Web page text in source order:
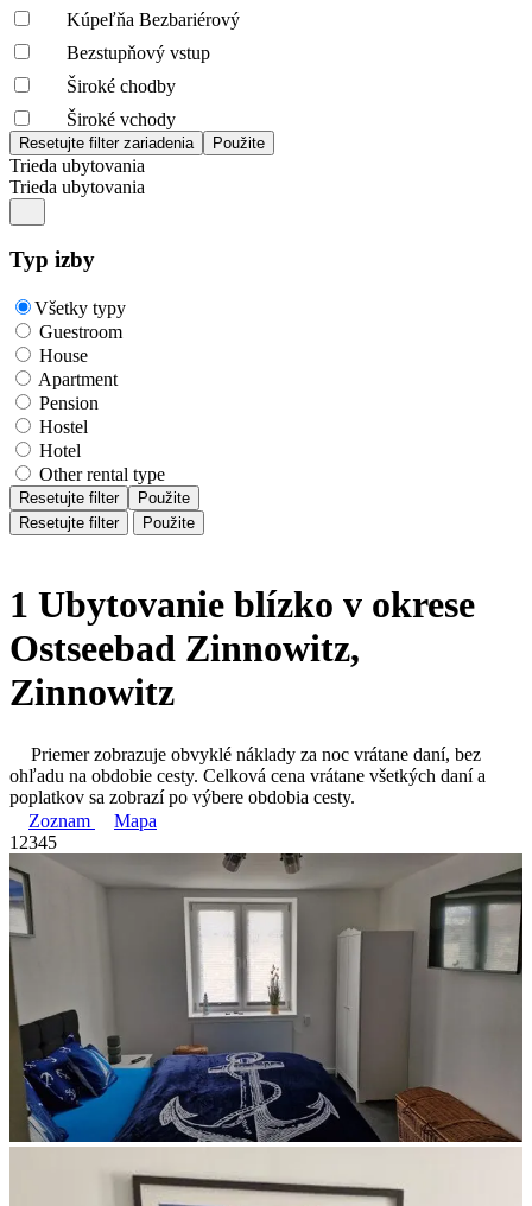
Kúpeľňa Bezbariérový
Bezstupňový vstup
Široké chodby
Široké vchody
Trieda ubytovania
Trieda ubytovania
Typ izby
Všetky typy
Guestroom
House
Apartment
Pension
Hostel
Hotel
Other rental type
Resetujte filter
Použite
Resetujte filter
Použite
1 Ubytovanie blízko v okrese
Ostseebad Zinnowitz,
Zinnowitz
Priemer zobrazuje obvyklé náklady za noc vrátane daní, bez
ohľadu na obdobie cesty. Celková cena vrátane všetkých daní a
poplatkov sa zobrazí po výbere obdobia cesty.
Zoznam
Mapa
1 2345